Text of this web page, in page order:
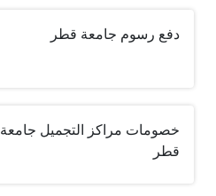
دفع رسوم جامعة قطر
خصومات مراكز التجميل جامعة
قطر